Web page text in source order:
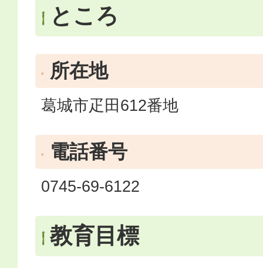
ところ
所在地
葛城市疋田612番地
電話番号
0745-69-6122
教育目標